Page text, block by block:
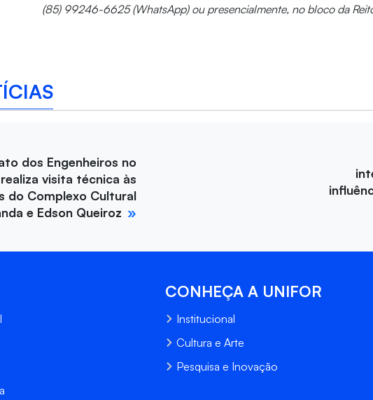
(85) 99246-6625 (WhatsApp) ou presencialmente, no bloco da
dos Engenheiros no
visita técnica às
do Complexo Cultural
e Edson Queiroz
CONHEÇA A UNIFOR
Institucional
Cultura e Arte
Pesquisa e Inovação